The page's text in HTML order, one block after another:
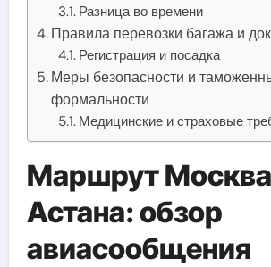
Разница во времени
Правила перевозки багажа и
Регистрация и посадка
Меры безопасности и
формальности
Медицинские и страховые
Маршрут
Астана: обзор
авиасообщения